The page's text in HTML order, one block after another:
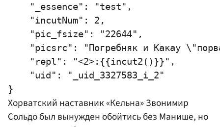
    "_essence": "test",
    "incutNum": 2,
    "pic_fsize": "22644",
"picsrc": "Погребняк и Какау
    "repl": "<2>:{{incut2()}}",
    "uid": "_uid_3327583_i_2"
Хорватский наставник «Кельна» Звонимир
Сольдо был вынужден обойтись без Манише, но